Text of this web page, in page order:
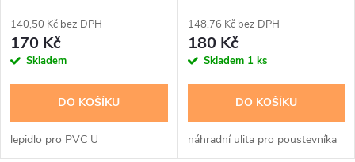
140,50 Kč bez DPH
170 Kč
Skladem
DO KOŠÍKU
lepidlo pro PVC U
148,76 Kč bez DPH
180 Kč
Skladem 1 ks
DO KOŠÍKU
náhradní ulita pro poustevníka